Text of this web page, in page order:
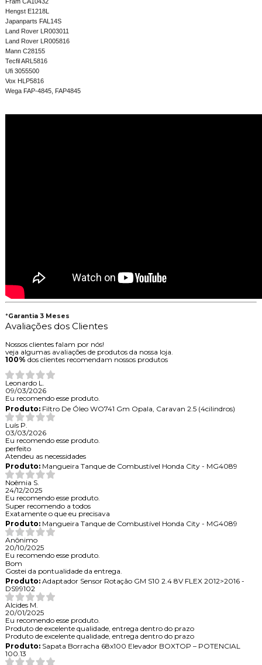
Hengst E1218L
Japanparts FAL14S
Land Rover LR003011
Land Rover LR005816
Mann C28155
Tecfil ARL5816
Ufi 3055500
Vox HLP5816
Wega FAP-4845, FAP4845
*Garantia 3 Meses
Avaliações dos Clientes
Nossos clientes falam por nós!
veja algumas avaliações de produtos da nossa loja.
100% dos clientes recomendam nossos produtos
Leonardo L.
09/03/2026
Eu recomendo esse produto.
Produto:Filtro De Óleo WO741 Gm Opala, Caravan 2.5 (4cilindros)
Luís P.
03/03/2026
Eu recomendo esse produto.
perfeito
Atendeu as necessidades
Produto:Mangueira Tanque de Combustível Honda City - MG4089
Noêmia S.
24/12/2025
Eu recomendo esse produto.
Super recomendo a todos
Exatamente o que eu precisava
Produto:Mangueira Tanque de Combustível Honda City - MG4089
Anônimo
20/10/2025
Eu recomendo esse produto.
Bom
Gostei da pontualidade da entrega.
Produto:Adaptador Sensor Rotação GM S10 2.4 8V FLEX 2012>2016 -
DS99102
Alcides M.
20/01/2025
Eu recomendo esse produto.
Produto de excelente qualidade, entrega dentro do prazo
Produto de excelente qualidade, entrega dentro do prazo
Produto:Sapata Borracha 68x100 Elevador BOXTOP – POTENCIAL
100.13